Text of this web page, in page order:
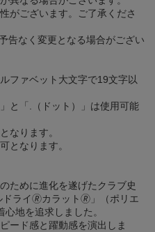
がございます。ご了承くださ
告なく変更となる場合がござい
ファベット大文字で19文字以
と「.（ドット）」は使用可能
なります。
となります。
ために進化を遂げたクラブ史
ドライ🄬カラット🄬」（ポリエ
地を追求しました。
ード感と躍動感を演出しま